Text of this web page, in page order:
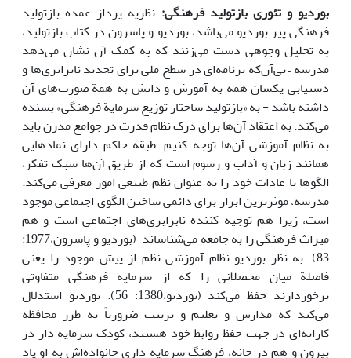
بوردیو و تئوری بازتولید فرهنگی: نظریه پرداز عمدة بازتولید
فرهنگی پیر بوردیو می‌باشد، بوردیو و پاسرون در کتاب بازتولید،
به تحلیل وجوهی دست می‌زنند که به کمک آن نشان می‌دهد
مدرسه – بی‌آن‌که برنامه‌ای در سطح ملی برای تحدید نابرابری‌ها و
دستیابی یکسان همه به آموزش و دانش به همة صورت‌‌های آن
داشته باشد - به «بازتولید ساختار توزیع سرمایة فرهنگی» بسنده
می‌کند. به اعتقاد آن‌ها برای درک نظام قدرت در جوامع مدرن باید
به نظام آموزشی آن‌ها توجه کنیم. طبقه حاکم دارای نمادهایی
همانند زبان و آداب و رسوم است که از طریق آن‌ها سبک تفکر،
الگوها یا عادات خود را به عنوان نظم طبیعی امور معرفی می‌کند.
مدرسه، موثرترین ابزار برای دائمی ساختن الگوی اجتماعی موجود
است، زیرا هم توجیه کننده نابرابری‌های اجتماعی است و هم
میراث فرهنگی را به جامعه می‌شناساند (بوردیو و پاسرون،1977:
83). به نظر بوردیو نظام آموزشی نظم از پیش موجود را یعنی
فاصلة میان محصلانی را که از سرمایه فرهنگی متفاوتی
برخوردارند حفظ می‌کند (بوردیو،1380: 56). بوردیو استدلال
می‌کند که مدارس و تعلیم و تربیت ضرورتاً به طرز محافظه
کارانه‌ای در جهت حفظ روابط خود هستند، کودک سرمایه دار در
بیرون و هم در خانه، فرهنگ سرمایه داری خانواده‌اش به او یاد